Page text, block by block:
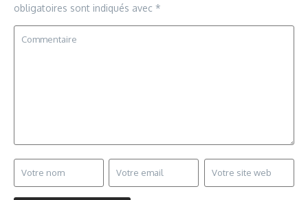
obligatoires sont indiqués avec *